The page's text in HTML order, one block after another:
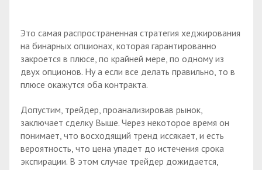
Это самая распространенная стратегия хеджирования
на бинарных опционах, которая гарантированно
закроется в плюсе, по крайней мере, по одному из
двух опционов. Ну а если все делать правильно, то в
плюсе окажутся оба контракта.
Допустим, трейдер, проанализировав рынок,
заключает сделку Выше. Через некоторое время он
понимает, что восходящий тренд иссякает, и есть
вероятность, что цена упадет до истечения срока
экспирации. В этом случае трейдер дожидается,